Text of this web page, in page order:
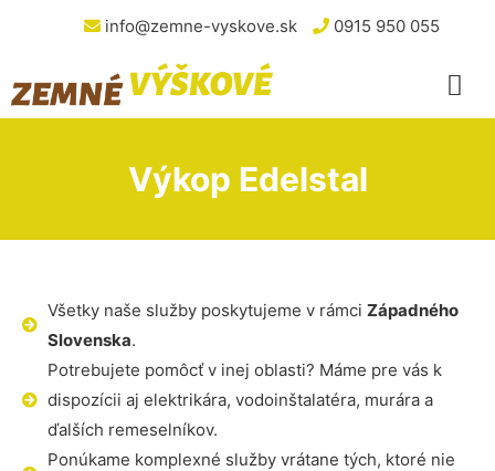
info@zemne-vyskove.sk 0915 950 055
Výkop Edelstal
Všetky naše služby poskytujeme v rámci Západného
Slovenska.
Potrebujete pomôcť v inej oblasti? Máme pre vás k
dispozícii aj elektrikára, vodoinštalatéra, murára a
ďalších remeselníkov.
Ponúkame komplexné služby vrátane tých, ktoré nie